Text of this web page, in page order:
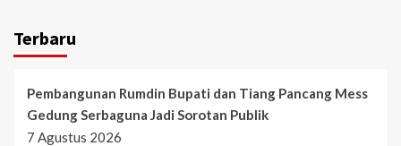
Terbaru
Pembangunan Rumdin Bupati dan Tiang Pancang Mess
Gedung Serbaguna Jadi Sorotan Publik
7 Agustus 2026